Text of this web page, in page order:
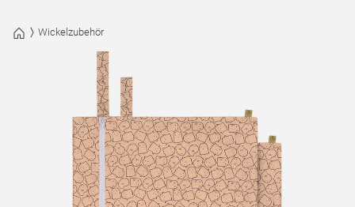
Wickelzubehör